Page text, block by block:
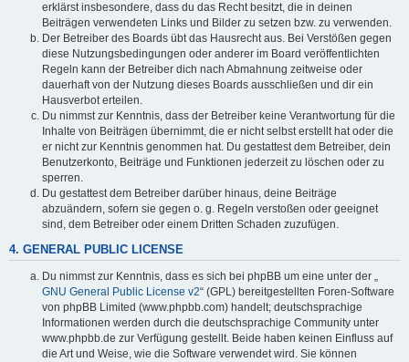
erklärst insbesondere, dass du das Recht besitzt, die in deinen
Beiträgen verwendeten Links und Bilder zu setzen bzw. zu verwenden.
Der Betreiber des Boards übt das Hausrecht aus. Bei Verstößen gegen
diese Nutzungsbedingungen oder anderer im Board veröffentlichten
Regeln kann der Betreiber dich nach Abmahnung zeitweise oder
dauerhaft von der Nutzung dieses Boards ausschließen und dir ein
Hausverbot erteilen.
Du nimmst zur Kenntnis, dass der Betreiber keine Verantwortung für die
Inhalte von Beiträgen übernimmt, die er nicht selbst erstellt hat oder die
er nicht zur Kenntnis genommen hat. Du gestattest dem Betreiber, dein
Benutzerkonto, Beiträge und Funktionen jederzeit zu löschen oder zu
sperren.
Du gestattest dem Betreiber darüber hinaus, deine Beiträge
abzuändern, sofern sie gegen o. g. Regeln verstoßen oder geeignet
sind, dem Betreiber oder einem Dritten Schaden zuzufügen.
4. GENERAL PUBLIC LICENSE
Du nimmst zur Kenntnis, dass es sich bei phpBB um eine unter der „
GNU General Public License v2“ (GPL) bereitgestellten Foren-Software
von phpBB Limited (www.phpbb.com) handelt; deutschsprachige
Informationen werden durch die deutschsprachige Community unter
www.phpbb.de zur Verfügung gestellt. Beide haben keinen Einfluss auf
die Art und Weise, wie die Software verwendet wird. Sie können